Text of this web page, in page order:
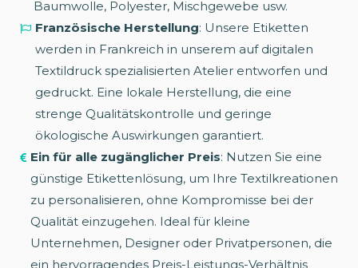
Baumwolle, Polyester, Mischgewebe usw.
Französische Herstellung: Unsere Etiketten
werden in Frankreich in unserem auf digitalen
Textildruck spezialisierten Atelier entworfen und
gedruckt. Eine lokale Herstellung, die eine
strenge Qualitätskontrolle und geringe
ökologische Auswirkungen garantiert.
Ein für alle zugänglicher Preis: Nutzen Sie eine
günstige Etikettenlösung, um Ihre Textilkreationen
zu personalisieren, ohne Kompromisse bei der
Qualität einzugehen. Ideal für kleine
Unternehmen, Designer oder Privatpersonen, die
ein hervorragendes Preis-Leistungs-Verhältnis